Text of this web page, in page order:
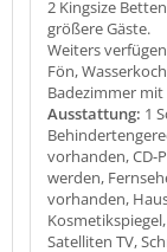
2 Kingsize
größere Gäste.
Weiters
Fön,
Badezimmer
Ausstattung: 1
vorhanden, CD-
werden,
vorhanden,
Satelliten TV,